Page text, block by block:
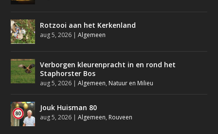
Rotzooi aan het Kerkenland
aug 5, 2026 |Algemeen
Verborgen kleurenpracht in en rond het
Staphorster Bos
aug 5, 2026 |Algemeen, Natuur en Milieu
Jouk Huisman 80
aug 5, 2026 |Algemeen, Rouveen